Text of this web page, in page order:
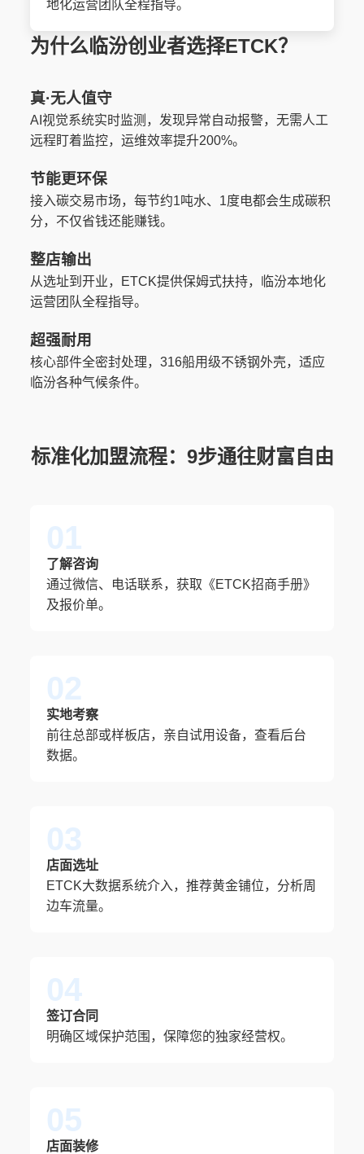
地化运营团队全程指导。
为什么临汾创业者选择ETCK？
真·无人值守
AI视觉系统实时监测，发现异常自动报警，无需人工
远程盯着监控，运维效率提升200%。
节能更环保
接入碳交易市场，每节约1吨水、1度电都会生成碳积
分，不仅省钱还能赚钱。
整店输出
从选址到开业，ETCK提供保姆式扶持，临汾本地化
运营团队全程指导。
超强耐用
核心部件全密封处理，316船用级不锈钢外壳，适应
临汾各种气候条件。
标准化加盟流程：9步通往财富自由
01
了解咨询
通过微信、电话联系，获取《ETCK招商手册》
及报价单。
02
实地考察
前往总部或样板店，亲自试用设备，查看后台
数据。
03
店面选址
ETCK大数据系统介入，推荐黄金铺位，分析周
边车流量。
04
签订合同
明确区域保护范围，保障您的独家经营权。
05
店面装修